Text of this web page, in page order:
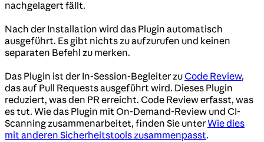
nachgelagert fällt.
Nach der Installation wird das Plugin automatisch
ausgeführt. Es gibt nichts zu aufzurufen und keinen
separaten Befehl zu merken.
Das Plugin ist der In-Session-Begleiter zuCode Review,
das auf Pull Requests ausgeführt wird. Dieses Plugin
reduziert, was den PR erreicht. Code Review erfasst, was
es tut. Wie das Plugin mit On-Demand-Review und CI-
Scanning zusammenarbeitet, finden Sie unterWie dies
mit anderen Sicherheitstools zusammenpasst.